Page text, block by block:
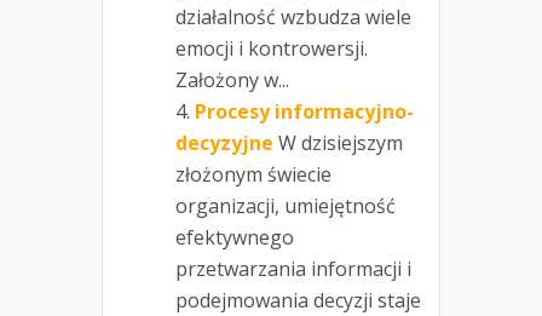
działalność wzbudza wiele
emocji i kontrowersji.
Założony w...
Procesy informacyjno-
decyzyjne W dzisiejszym
złożonym świecie
organizacji, umiejętność
efektywnego
przetwarzania informacji i
podejmowania decyzji staje